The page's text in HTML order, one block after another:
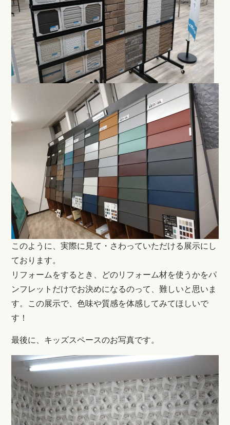
このように、実際に見て・さわっていただける展示にし
ております。
リフォームをするとき、どのリフォーム材を使うかをパ
ンフレットだけでお決めになるのって、難しいと思いま
す。この展示で、色味や質感を体感してみてほしいで
す！
最後に、キッズスペースのお写真です。